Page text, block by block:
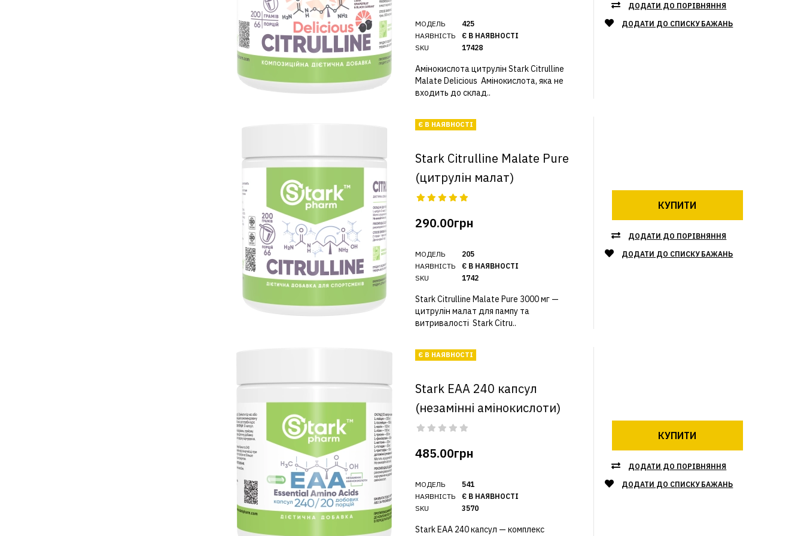
МОДЕЛЬ
НАЯВНІСТЬ
SKU
425
Є В НАЯВНОСТІ
17428
Амінокислота цитрулін Stark Citrulline
Malate Delicious Амінокислота, яка не
входить до склад..
ДОДАТИ ДО ПОРІВНЯННЯ
ДОДАТИ ДО СПИСКУ БАЖАНЬ
Є В НАЯВНОСТІ
Stark Citrulline Malate Pure
(цитрулін малат)
290.00грн
МОДЕЛЬ
НАЯВНІСТЬ
SKU
205
Є В НАЯВНОСТІ
1742
Stark Citrulline Malate Pure 3000 мг —
цитрулін малат для пампу та
витривалості Stark Citru..
КУПИТИ
ДОДАТИ ДО ПОРІВНЯННЯ
ДОДАТИ ДО СПИСКУ БАЖАНЬ
Є В НАЯВНОСТІ
Stark EAA 240 капсул
(незамінні амінокислоти)
485.00грн
МОДЕЛЬ
НАЯВНІСТЬ
SKU
541
Є В НАЯВНОСТІ
3570
Stark EAA 240 капсул — комплекс
КУПИТИ
ДОДАТИ ДО ПОРІВНЯННЯ
ДОДАТИ ДО СПИСКУ БАЖАНЬ